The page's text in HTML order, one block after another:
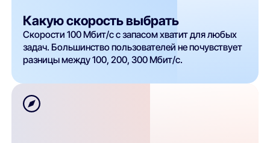
Какую скорость выбрать
Скорости 100 Мбит/с с запасом хватит для любых
задач. Большинство пользователей не почувствует
разницы между 100, 200, 300 Мбит/с.